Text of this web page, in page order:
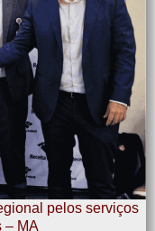
pelos serviços
– MA